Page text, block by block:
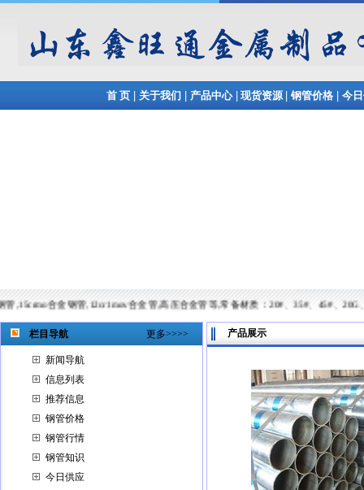
首 页 | 关于我们 | 产品中心| 现货资源 | 钢管价格 | 今
合金钢管,12cr1mov合金管,高压合金管等,常备材质：20#、35#、45#、
栏目导航 更多>>>>
新闻导航
信息列表
推荐信息
钢管价格
钢管行情
钢管知识
今日供应
产品展示